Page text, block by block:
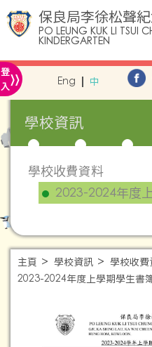
保良局李徐松聲
PO LEUNG KUK LI TSUI
KINDERGARTEN
登
入» Eng 中
學校資訊
學校收費資料
2023-2024年度
主頁 學校資訊
學校收
2023-2024年度上學期學生書